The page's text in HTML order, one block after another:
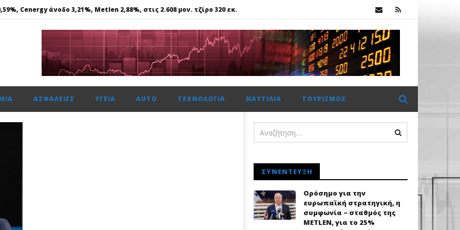
Cenergy άνοδο 3,21%, Metlen 2,88%, στις 2.608 μον. τζίρο 320 εκ.
χρονιά, στους δείκτες FTSE4Good
λειτουργικά κέρδη €53,6 εκατ. και νέες εκταμιεύσεις €2 δισ. η CrediaBank
Cenergy άνοδο 3,21%, Metlen 2,88%, στις 2.608 μον. τζίρο 320 εκ.
ΑΣΦΆΛΕΙΕΣ ΥΓΕΊΑ AUTO ΤΕΧΝΟΛΟΓΊΑ ΝΑΥΤΙΛΊΑ ΤΟΥΡΙΣΜΌΣ
ΣΥΝΈΝΤΕΥΞΗ
Ορόσημο για την
ευρωπαϊκή στρατηγική, η
συμφωνία – σταθμός της
METLEN, για το 25%